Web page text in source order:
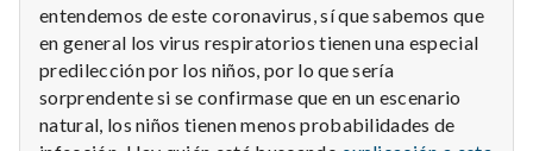
entendemos de este coronavirus, sí que sabemos que
en general los virus respiratorios tienen una especial
predilección por los niños, por lo que sería
sorprendente si se confirmase que en un escenario
natural, los niños tienen menos probabilidades de